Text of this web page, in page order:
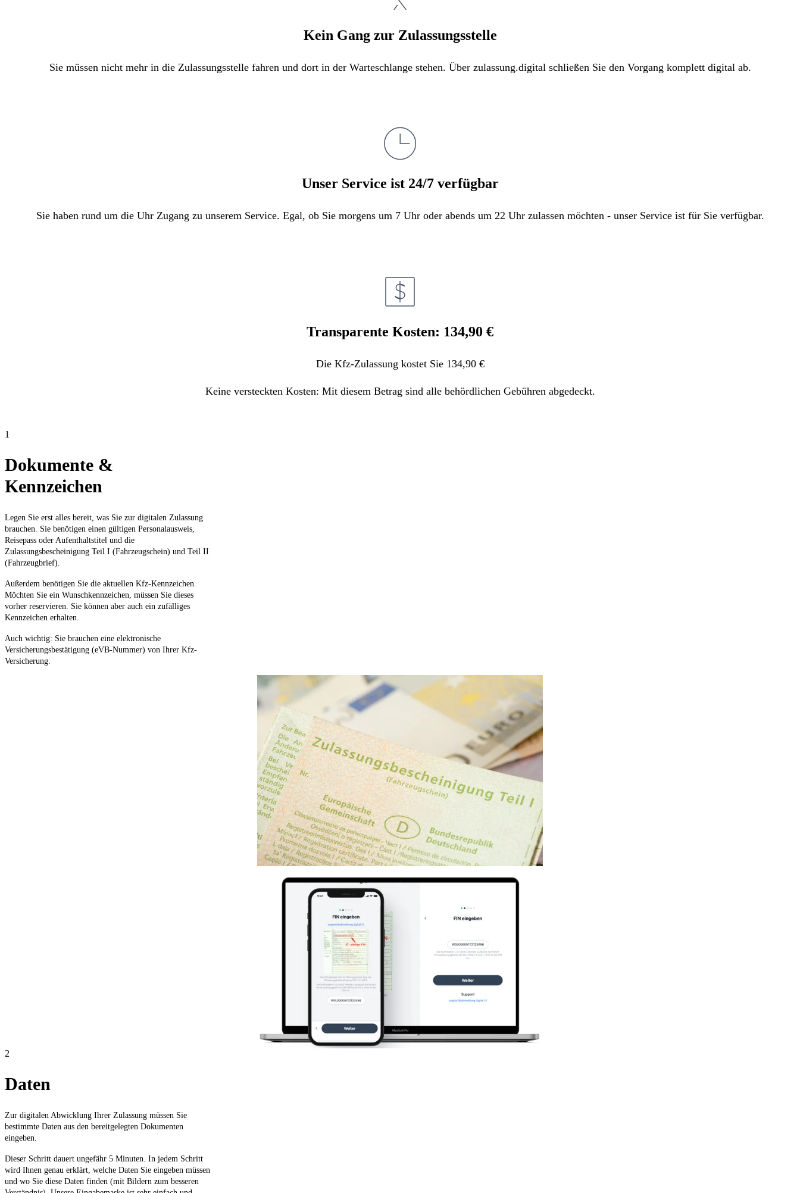
Kein Gang zur Zulassungsstelle
Sie müssen nicht mehr in die Zulassungsstelle fahren und dort in der Warteschlange stehen. Über zulassung.digital schließen Sie den Vorgang komplett digital ab.
Unser Service ist 24/7 verfügbar
Sie haben rund um die Uhr Zugang zu unserem Service. Egal, ob Sie morgens um 7 Uhr oder abends um 22 Uhr zulassen möchten - unser Service ist für Sie verfügbar.
Transparente Kosten: 134,90 €
Die Kfz-Zulassung kostet Sie 134,90 €
Keine versteckten Kosten: Mit diesem Betrag sind alle behördlichen Gebühren abgedeckt.
1
Dokumente &
Kennzeichen
Legen Sie erst alles bereit, was Sie zur digitalen Zulassung
brauchen. Sie benötigen einen gültigen Personalausweis,
Reisepass oder Aufenthaltstitel und die
Zulassungsbescheinigung Teil I (Fahrzeugschein) und Teil II
(Fahrzeugbrief).
Außerdem benötigen Sie die aktuellen Kfz-Kennzeichen.
Möchten Sie ein Wunschkennzeichen, müssen Sie dieses
vorher reservieren. Sie können aber auch ein zufälliges
Kennzeichen erhalten.
Auch wichtig: Sie brauchen eine elektronische
Versicherungsbestätigung (eVB-Nummer) von Ihrer Kfz-
Versicherung.
2
Daten
Zur digitalen Abwicklung Ihrer Zulassung müssen Sie
bestimmte Daten aus den bereitgelegten Dokumenten
eingeben.
Dieser Schritt dauert ungefähr 5 Minuten. In jedem Schritt
wird Ihnen genau erklärt, welche Daten Sie eingeben müssen
und wo Sie diese Daten finden (mit Bildern zum besseren